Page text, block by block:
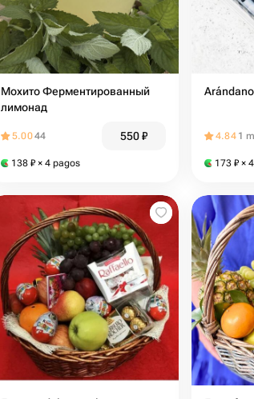
Мохито Ферментированный
лимонад
5.0044 550₽
138 ₽ × 4 pagos
4.84 1
173 ₽ ×